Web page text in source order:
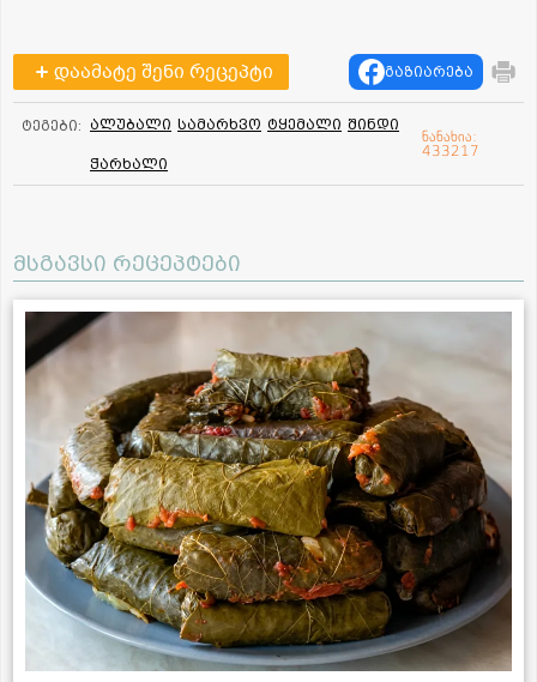
დაამატე შენი რეცეპტი გაზიარება
ტეგები: ალუბალი სამარხვო ტყემალი შინდი
ჭარხალი
ნანახია:
433217
მსგავსი რეცეპტები